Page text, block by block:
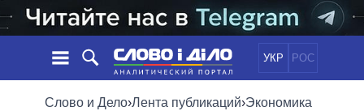
УКР РОС
НОВОСТИ
Слово и Дело›Лента публикаций›Экономика